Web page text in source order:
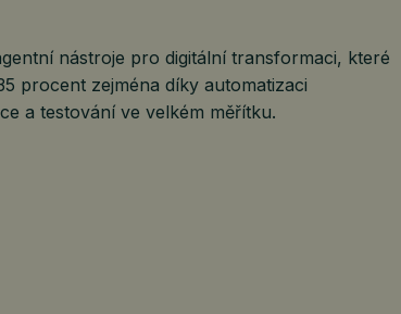
nástroje pro digitální transformaci, které
procent zejména díky automatizaci
a testování ve velkém měřítku.